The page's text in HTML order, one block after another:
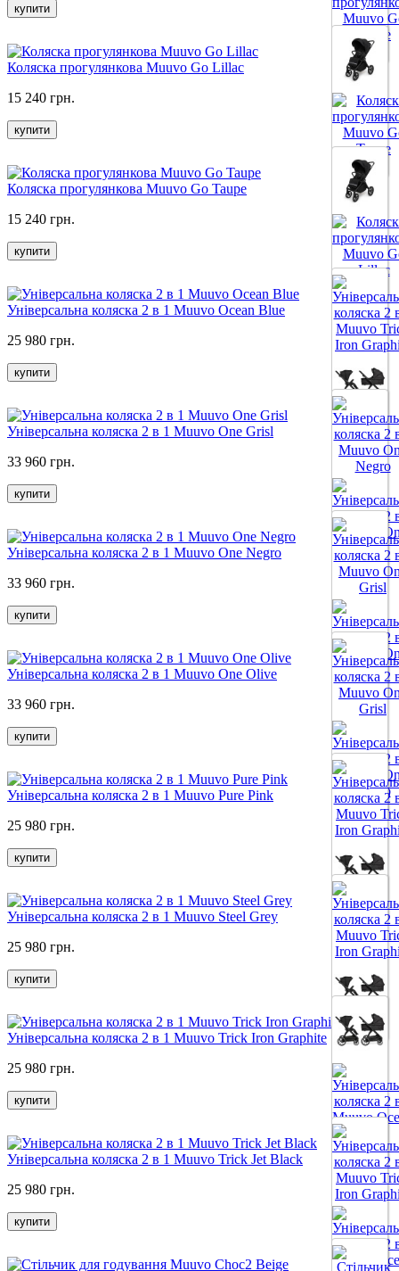
Все цвета
купити
Все цвета
Коляска прогулянкова Muuvo Go Lillac
15 240 грн.
купити
Все цвета
Коляска прогулянкова Muuvo Go Taupe
15 240 грн.
купити
Все цвета
Універсальна коляска 2 в 1 Muuvo Ocean Blue
25 980 грн.
купити
Все цвета
Універсальна коляска 2 в 1 Muuvo One Grisl
33 960 грн.
купити
Все цвета
Універсальна коляска 2 в 1 Muuvo One Negro
33 960 грн.
купити
Все цвета
Універсальна коляска 2 в 1 Muuvo One Olive
33 960 грн.
купити
Все цвета
Універсальна коляска 2 в 1 Muuvo Pure Pink
25 980 грн.
купити
Все цвета
Універсальна коляска 2 в 1 Muuvo Steel Grey
25 980 грн.
купити
Все цвета
Універсальна коляска 2 в 1 Muuvo Trick Iron Graphite
25 980 грн.
купити
Універсальна коляска 2 в 1 Muuvo Trick Jet Black
25 980 грн.
купити